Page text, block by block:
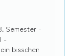
Semester -
-
bisschen